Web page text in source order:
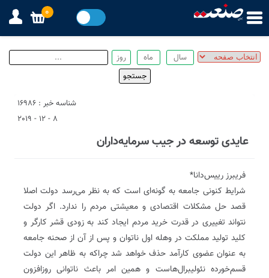
شناسه خبر : 16986
8 - 12 - 2019
عایدی توسعه در جیب سرمایه‌داران
فریبرز رییس‌‌دانا*
شرایط کنونی جامعه به گونه‌ای است که به نظر می‌رسد دولت اصلا
قصد حل مشکلات اقتصادی و معیشتی مردم را ندارد. اگر دولت
نتواند تغییری در قدرت خرید مردم ایجاد کند به زودی قشر کارگر و
کلید تولید مملکت در وهله اول ناتوان و پس از آن از صحنه جامعه
به عنوان عضوی کارآمد حذف خواهد شد‌ چراکه به ظاهر این دولت
قسم‌خورده نئولیبرال‌هاست و همین امر باعث ناتوانی روزافزون
0